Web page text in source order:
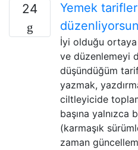
24
Yemek
İyi olduğu ortaya
ve düzenlemeyi
düşündüğüm
yazmak,
ciltleyicide
başına
(karmaşık
zaman